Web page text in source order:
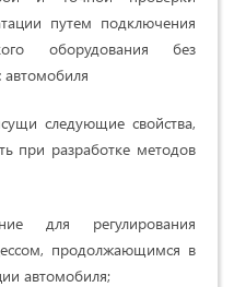
путем подключения
оборудования без
автомобиля
следующие свойства,
при разработке методов
для регулирования
продолжающимся в
автомобиля;